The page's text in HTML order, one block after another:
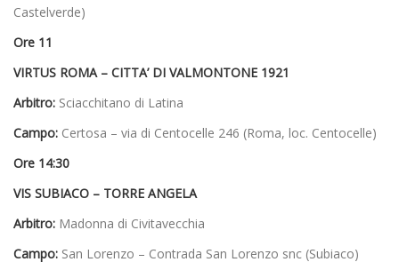
Castelverde)
Ore 11
VIRTUS ROMA – CITTA’ DI VALMONTONE 1921
Arbitro: Sciacchitano di Latina
Campo: Certosa – via di Centocelle 246 (Roma, loc. Centocelle)
Ore 14:30
VIS SUBIACO – TORRE ANGELA
Arbitro: Madonna di Civitavecchia
Campo: San Lorenzo – Contrada San Lorenzo snc (Subiaco)